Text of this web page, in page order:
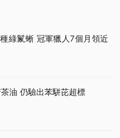
綠鬣蜥 冠軍獵人7個月領近
油 仍驗出苯駢芘超標